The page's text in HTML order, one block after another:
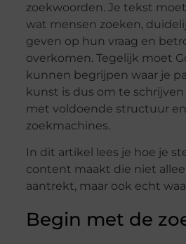
zoekwoorden. Je tekst
wat mensen zoeken,
geven op hun vraag en
overkomen. Tegelijk moet
kunnen begrijpen waar je
kunst is dus om te schrijven
met voldoende structuur
zoekmachines.
In dit artikel lees je hoe je
content maakt die niet
aantrekt, maar ook echt
Begin met de